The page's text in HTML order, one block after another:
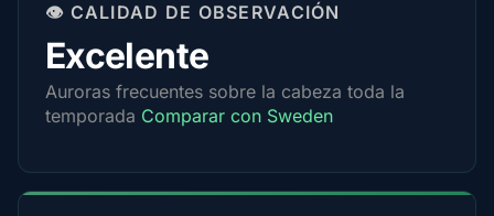
👁️ CALIDAD DE OBSERVACIÓN
Excelente
Auroras frecuentes sobre la cabeza toda la
temporada Comparar con Sweden